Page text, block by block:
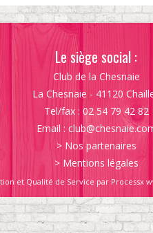
Le siège social :
Club de la Chesnaie
La Chesnaie - 41120
Tel/fax : 02 54 79 42 82
Email :
> Nos partenaires
> Mentions légales
et Qualité de Service par Processx